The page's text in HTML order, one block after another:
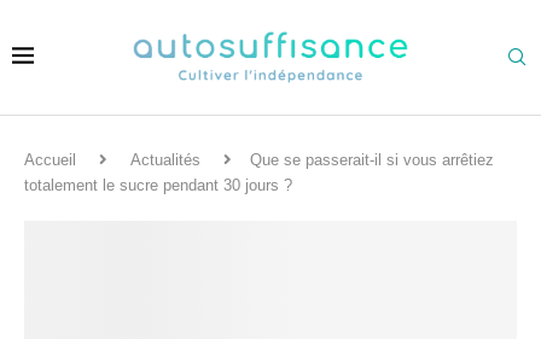
Accueil Actualités
Que se passerait-il si vous arrêtiez
totalement le sucre pendant 30 jours ?